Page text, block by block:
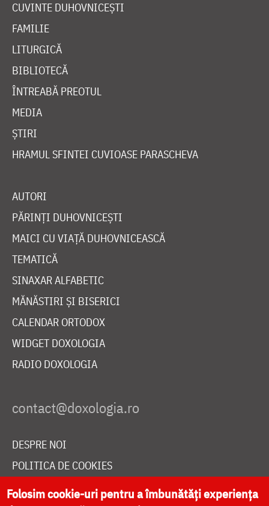
CUVINTE DUHOVNICEȘTI
FAMILIE
LITURGICĂ
BIBLIOTECĂ
ÎNTREABĂ PREOTUL
MEDIA
ȘTIRI
HRAMUL SFINTEI CUVIOASE PARASCHEVA
AUTORI
PĂRINȚI DUHOVNICEȘTI
MAICI CU VIAȚĂ DUHOVNICEASCĂ
TEMATICĂ
SINAXAR ALFABETIC
MĂNĂSTIRI ȘI BISERICI
CALENDAR ORTODOX
WIDGET DOXOLOGIA
RADIO DOXOLOGIA
DESPRE NOI
POLITICA DE COOKIES
DONEAZĂ ONLINE PENTRU CATEDRALA NAȚIONALĂ
Folosim cookie-uri pentru a îmbunătăți experiența